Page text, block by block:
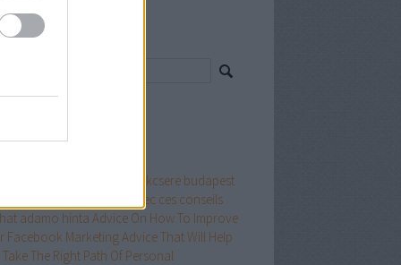
ablakcsere budapest
Achetez en ligne avec ces conseils
adamo hinta Advice On How To Improve
Facebook MarketingAdvice That Will Help
The Right Path Of Personal